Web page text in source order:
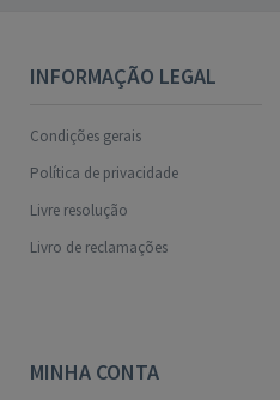
INFORMAÇÃO LEGAL
Condições gerais
Política de privacidade
Livre resolução
Livro de reclamações
MINHA CONTA